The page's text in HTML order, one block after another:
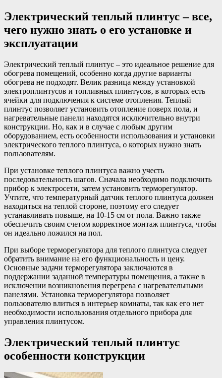
Электрический теплый плинтус – все,
чего нужно знать о его установке и
эксплуатации
Электрический теплый плинтус – это идеальное решение для
обогрева помещений, особенно когда другие варианты
обогрева не подходят. Велик разница между установкой
электроплинтусов и топливных плинтусов, в которых есть
ячейки для подключения к системе отопления. Теплый
плинтус позволяет установить отопление поверх пола, и
нагревательные панели находятся исключительно внутри
конструкции. Но, как и в случае с любым другим
оборудованием, есть особенности использования и установки
электрического теплого плинтуса, о которых нужно знать
пользователям.
При установке теплого плинтуса важно учесть
последовательность шагов. Сначала необходимо подключить
прибор к электросети, затем установить терморегулятор.
Учтите, что температурный датчик теплого плинтуса должен
находиться на теплой стороне, поэтому его следует
устанавливать повыше, на 10-15 см от пола. Важно также
обеспечить своим счетом корректное монтаж плинтуса, чтобы
он идеально ложился на пол.
При выборе терморегулятора для теплого плинтуса следует
обратить внимание на его функциональность и цену.
Основные задачи терморегулятора заключаются в
поддержании заданной температуры помещения, а также в
исключении возникновения перегрева с нагревательными
панелями. Установка терморегулятора позволяет
пользователю влиться в интерьер комнаты, так как его нет
необходимости использования отдельного прибора для
управления плинтусом.
Электрический теплый плинтус
особенности конструкции